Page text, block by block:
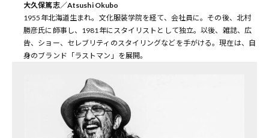
大久保篤志／Atsushi Okubo
1955年北海道生まれ。文化服装学院を経て、会社員に。その後、北村
勝彦氏に師事し、1981年にスタイリストとして独立。以後、雑誌、広
告、ショー、セレブリティのスタイリングなどを手がける。現在は、自
身のブランド「ラストマン」を展開。